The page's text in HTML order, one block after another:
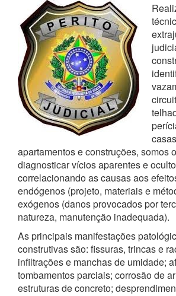
apartamentos e construções, somos
diagnosticar vícios aparentes e
correlacionando as causas aos
endógenos (projeto, materiais e
exógenos (danos provocados por
natureza, manutenção inadequada).
As principais manifestações
construtivas são: fissuras, trincas e
infiltrações e manchas de umidade;
tombamentos parciais; corrosão de
estruturas de concreto;